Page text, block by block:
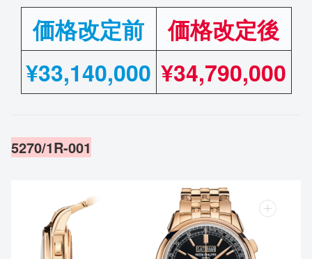
価格改定前
価格改定後
¥33,140,000 ¥34,790,000
5270/1R-001